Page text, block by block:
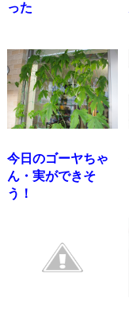
った
今日のゴーヤちゃ
ん・実ができそ
う！